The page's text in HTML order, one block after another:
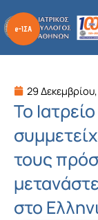
στο
περιεχόμενο
29
Το
τους
στο